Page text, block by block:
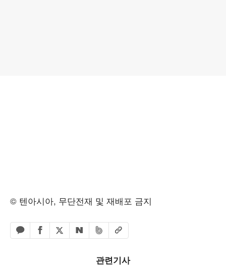
© 텐아시아, 무단전재 및 재배포 금지
카카오톡 공유하기
페이스북 공유하기
엑스 공유하기
네이버 공유하기
밴드 공유하기
URL복사
관련기사